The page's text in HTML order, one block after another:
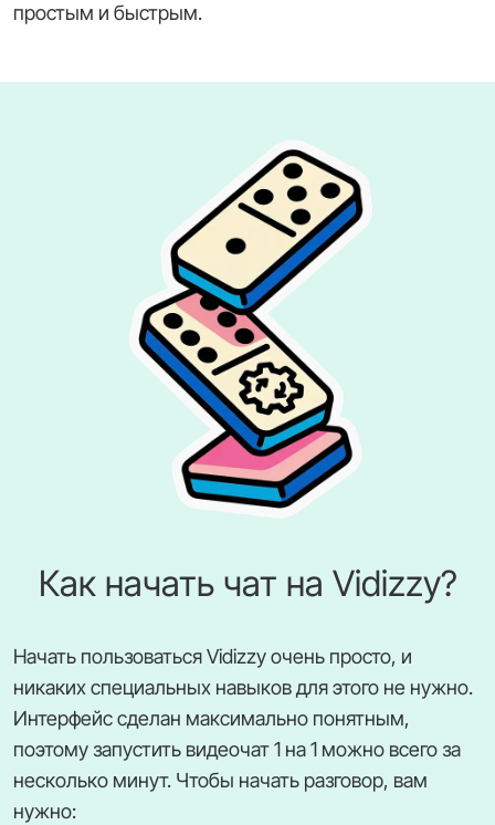
простым и быстрым.
Как начать чат на Vidizzy?
Начать пользоваться Vidizzy очень просто, и
никаких специальных навыков для этого не нужно.
Интерфейс сделан максимально понятным,
поэтому запустить видеочат 1 на 1 можно всего за
несколько минут. Чтобы начать разговор, вам
нужно: